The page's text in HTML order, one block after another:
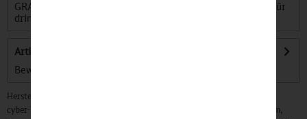
GRAVITY CANDLE - Ein perfekt ausbalanciertes Windlicht für
drinnen und draußen. Die Kerze...
Artikel bewerten
Bewertungen lesen, schreiben und diskutieren...
Hersteller:
cyber-Wear Heidelberg GmbH, Elsa-Brändström-Str. 4, 68229 Mannheim,